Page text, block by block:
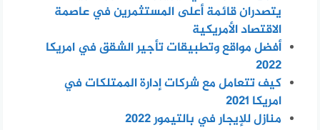
يتصدران قائمة أعلى المستثمرين في عاصمة
الاقتصاد الأمريكية
أفضل مواقع وتطبيقات تأجير الشقق في امريكا
2022
كيف تتعامل مع شركات إدارة الممتلكات في
امريكا 2021
منازل للإيجار في بالتيمور 2022